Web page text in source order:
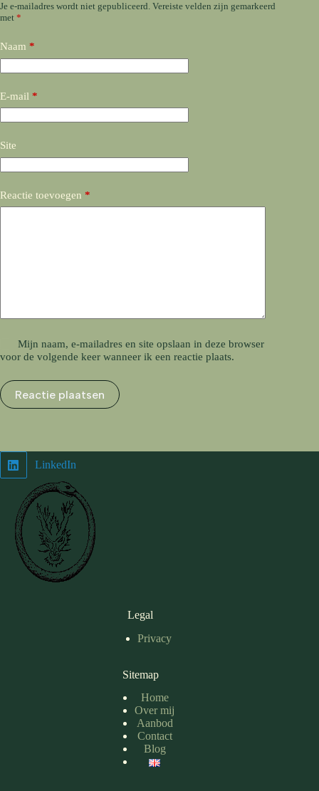
Je e-mailadres wordt niet gepubliceerd. Vereiste velden zijn gemarkeerd
met *
Naam *
E-mail *
Site
Reactie toevoegen *
Mijn naam, e-mailadres en site opslaan in deze browser
voor de volgende keer wanneer ik een reactie plaats.
Reactie plaatsen
LinkedIn
Legal
Privacy
Sitemap
Home
Over mij
Aanbod
Contact
Blog